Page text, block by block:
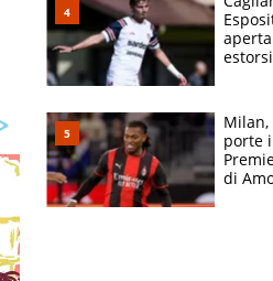
Milan,
porte
di